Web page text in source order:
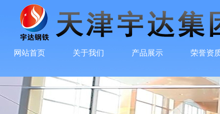
网站首页 关于我们 产品展示 荣誉资